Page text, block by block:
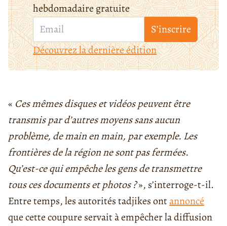
hebdomadaire gratuite
S’inscrire
Découvrez la dernière édition
« Ces mêmes disques et vidéos peuvent être
transmis par d’autres moyens sans aucun
problème, de main en main, par exemple. Les
frontières de la région ne sont pas fermées.
Qu’est-ce qui empêche les gens de transmettre
tous ces documents et photos ?», s’interroge-t-il.
Entre temps, les autorités tadjikes ontannoncé
que cette coupure servait à empêcher la diffusion